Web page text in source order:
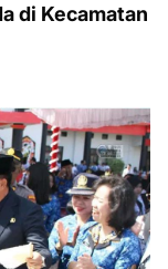
di Kecamatan